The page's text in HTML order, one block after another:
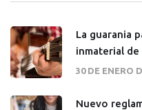
La guarania
inmaterial de
30 DE ENERO
Nuevo